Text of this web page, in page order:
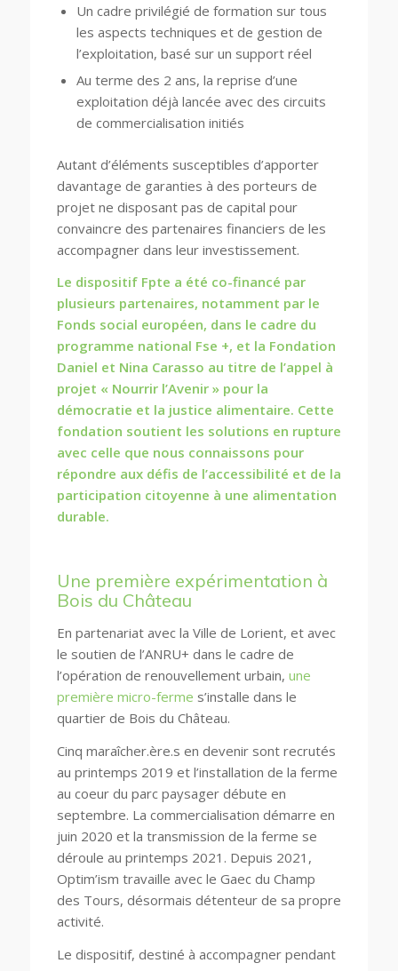
Un cadre privilégié de formation sur tous
les aspects techniques et de gestion de
l’exploitation, basé sur un support réel
Au terme des 2 ans, la reprise d’une
exploitation déjà lancée avec des circuits
de commercialisation initiés
Autant d’éléments susceptibles d’apporter
davantage de garanties à des porteurs de
projet ne disposant pas de capital pour
convaincre des partenaires financiers de les
accompagner dans leur investissement.
Le dispositif Fpte a été co-financé par
plusieurs partenaires, notamment par le
Fonds social européen, dans le cadre du
programme national Fse +, et la Fondation
Daniel et Nina Carasso au titre de l’appel à
projet « Nourrir l’Avenir » pour la
démocratie et la justice alimentaire. Cette
fondation soutient les solutions en rupture
avec celle que nous connaissons pour
répondre aux défis de l’accessibilité et de la
participation citoyenne à une alimentation
durable.
Une première expérimentation à
Bois du Château
En partenariat avec la Ville de Lorient, et avec
le soutien de l’ANRU+ dans le cadre de
l’opération de renouvellement urbain, une
première micro-ferme s’installe dans le
quartier de Bois du Château.
Cinq maraîcher.ère.s en devenir sont recrutés
au printemps 2019 et l’installation de la ferme
au coeur du parc paysager débute en
septembre. La commercialisation démarre en
juin 2020 et la transmission de la ferme se
déroule au printemps 2021. Depuis 2021,
Optim’ism travaille avec le Gaec du Champ
des Tours, désormais détenteur de sa propre
activité.
Le dispositif, destiné à accompagner pendant